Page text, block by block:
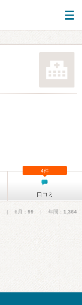
口コミ
4件
| 6月： 99 | 年間： 1,364